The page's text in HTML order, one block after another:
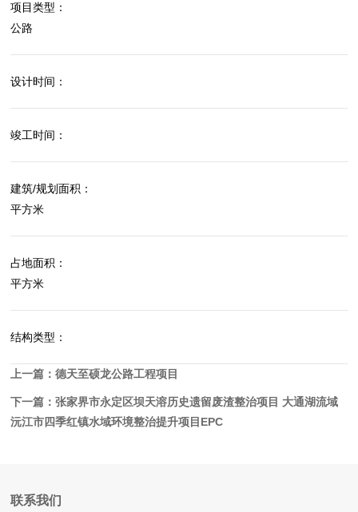
项目类型：
公路
设计时间：
竣工时间：
建筑/规划面积：
平方米
占地面积：
平方米
结构类型：
上一篇：德天至硕龙公路工程项目
下一篇：张家界市永定区坝天溶历史遗留废渣整治项目 大通湖流域
沅江市四季红镇水域环境整治提升项目EPC
联系我们